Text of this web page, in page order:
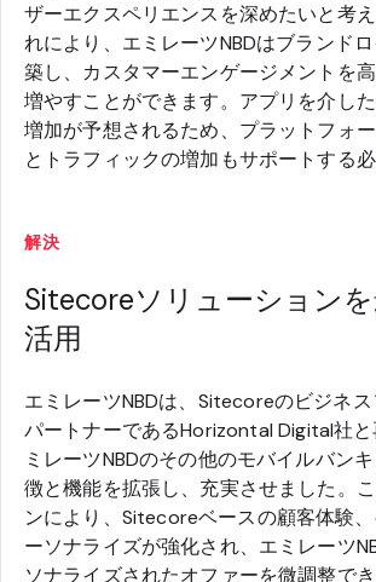
ザーエクスペリエンスを深めたいと考
れにより、エミレーツNBDはブランド
築し、カスタマーエンゲージメントを
増やすことができます。アプリを介し
増加が予想されるため、プラットフォ
とトラフィックの増加もサポートする必
解決
Sitecoreソリューション
活用
エミレーツNBDは、Sitecoreのビジネ
パートナーであるHorizontal Digital社
ミレーツNBDのその他のモバイルバン
徴と機能を拡張し、充実させました。
ンにより、Sitecoreベースの顧客体験
ーソナライズが強化され、エミレーツ
ソナライズされたオファーを微調整で